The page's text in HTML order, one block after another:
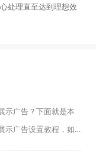
处理直至达到理想效
示广告？下面就是本
示广告设置教程，如